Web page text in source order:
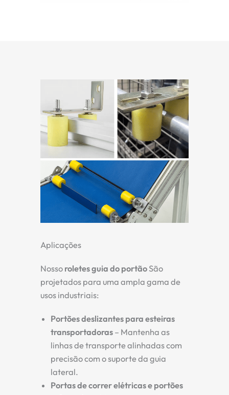
Aplicações
Nosso roletes guia do portãoSão
projetados para uma ampla gama de
usos industriais:
Portões deslizantes para esteiras
transportadoras – Mantenha as
linhas de transporte alinhadas com
precisão com o suporte da guia
lateral.
Portas de correr elétricas e portões